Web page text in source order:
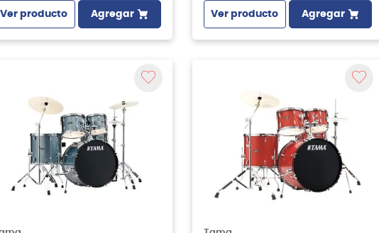
Ver producto Agregar Ver producto Agregar